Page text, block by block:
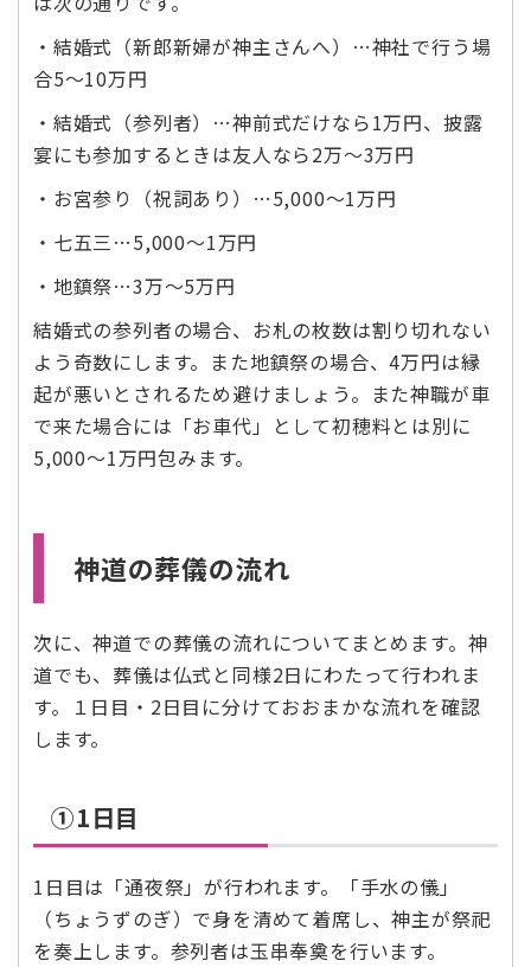
・結婚式（新郎新婦が神主さんへ）…神社で行う場
合5～10万円
・結婚式（参列者）…神前式だけなら1万円、披露
宴にも参加するときは友人なら2万～3万円
・お宮参り（祝詞あり）…5,000～1万円
・七五三…5,000～1万円
・地鎮祭…3万～5万円
結婚式の参列者の場合、お札の枚数は割り切れない
よう奇数にします。また地鎮祭の場合、4万円は縁
起が悪いとされるため避けましょう。また神職が車
で来た場合には「お車代」として初穂料とは別に
5,000～1万円包みます。
神道の葬儀の流れ
次に、神道での葬儀の流れについてまとめます。神
道でも、葬儀は仏式と同様2日にわたって行われま
す。１日目・2日目に分けておおまかな流れを確認
します。
➀1日目
1日目は「通夜祭」が行われます。「手水の儀」
（ちょうずのぎ）で身を清めて着席し、神主が祭祀
を奏上します。参列者は玉串奉奠を行います。